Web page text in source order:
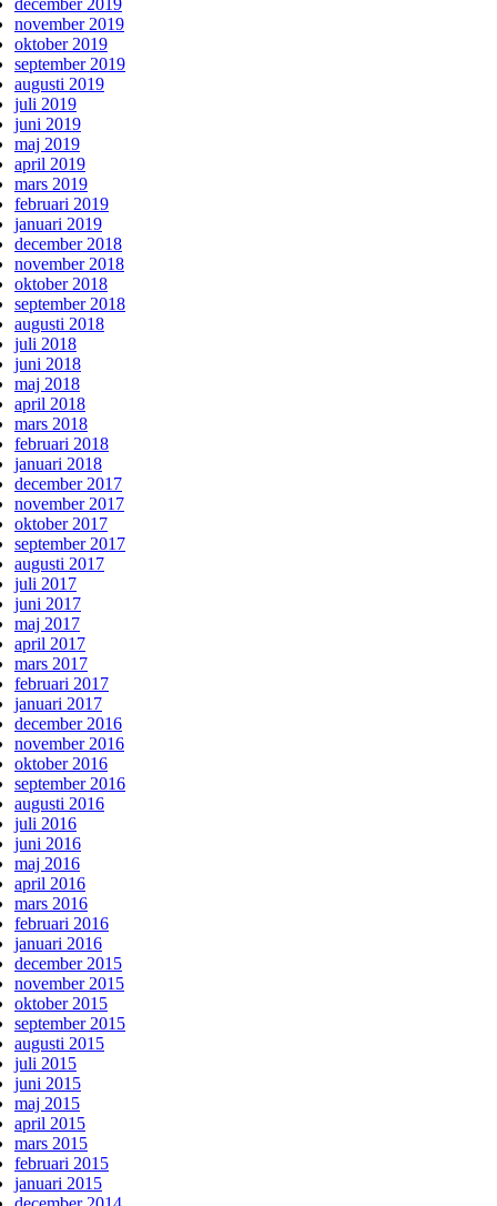
november 2019
oktober 2019
september 2019
augusti 2019
juli 2019
juni 2019
maj 2019
april 2019
mars 2019
februari 2019
januari 2019
december 2018
november 2018
oktober 2018
september 2018
augusti 2018
juli 2018
juni 2018
maj 2018
april 2018
mars 2018
februari 2018
januari 2018
december 2017
november 2017
oktober 2017
september 2017
augusti 2017
juli 2017
juni 2017
maj 2017
april 2017
mars 2017
februari 2017
januari 2017
december 2016
november 2016
oktober 2016
september 2016
augusti 2016
juli 2016
juni 2016
maj 2016
april 2016
mars 2016
februari 2016
januari 2016
december 2015
november 2015
oktober 2015
september 2015
augusti 2015
juli 2015
juni 2015
maj 2015
april 2015
mars 2015
februari 2015
januari 2015